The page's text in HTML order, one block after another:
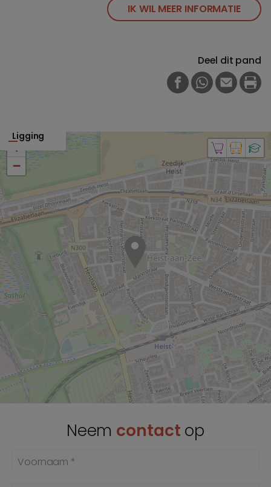
IK WIL MEER INFORMATIE
Deel dit pand
FACEBOOK
WHATSAPP
E-MAIL
Ligging
+
−
Neem contact op
Voornaam *